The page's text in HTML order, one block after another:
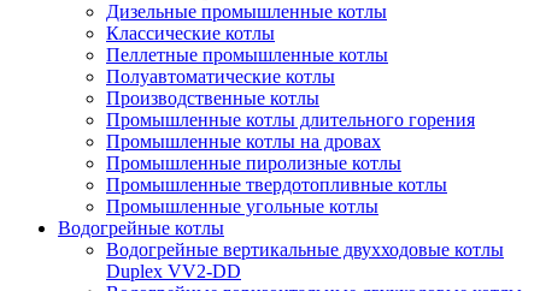
Дизельные промышленные котлы
Классические котлы
Пеллетные промышленные котлы
Полуавтоматические котлы
Производственные котлы
Промышленные котлы длительного горения
Промышленные котлы на дровах
Промышленные пиролизные котлы
Промышленные твердотопливные котлы
Промышленные угольные котлы
Водогрейные котлы
Водогрейные вертикальные двухходовые котлы
Duplex VV2-DD